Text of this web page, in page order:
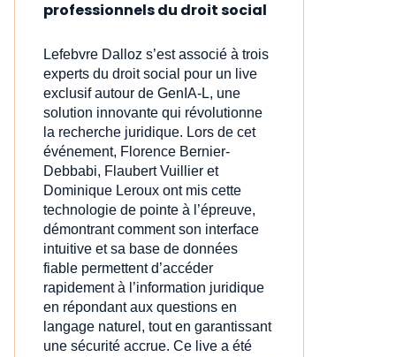
professionnels du droit social
Lefebvre Dalloz s’est associé à trois
experts du droit social pour un live
exclusif autour de GenIA‑L, une
solution innovante qui révolutionne
la recherche juridique. Lors de cet
événement, Florence Bernier-
Debbabi, Flaubert Vuillier et
Dominique Leroux ont mis cette
technologie de pointe à l’épreuve,
démontrant comment son interface
intuitive et sa base de données
fiable permettent d’accéder
rapidement à l’information juridique
en répondant aux questions en
langage naturel, tout en garantissant
une sécurité accrue. Ce live a été